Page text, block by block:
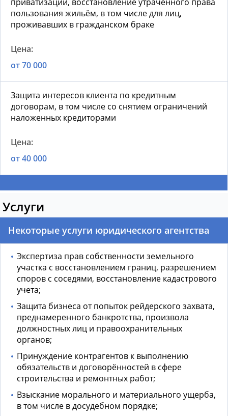
пользования жильём, в том числе для лиц,
проживавших в гражданском браке
от 70 000
Защита интересов клиента по кредитным
договорам, в том числе со снятием ограничений
наложенных кредиторами
от 40 000
Услуги
Некоторые услуги юридического агентства
Экспертиза прав собственности земельного
участка с восстановлением границ, разрешением
споров с соседями, восстановление кадастрового
учета;
Защита бизнеса от попыток рейдерского захвата,
преднамеренного банкротства, произвола
должностных лиц и правоохранительных
органов;
Принуждение контрагентов к выполнению
обязательств и договорённостей в сфере
строительства и ремонтных работ;
Взыскание морального и материального ущерба,
в том числе в досудебном порядке;